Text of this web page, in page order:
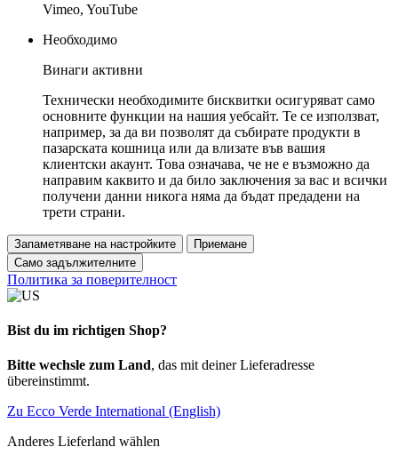
Vimeo, YouTube
Необходимо
Винаги активни
Технически необходимите бисквитки осигуряват само
основните функции на нашия уебсайт. Те се използват,
например, за да ви позволят да събирате продукти в
пазарската кошница или да влизате във вашия
клиентски акаунт. Това означава, че не е възможно да
направим каквито и да било заключения за вас и всички
получени данни никога няма да бъдат предадени на
трети страни.
Запаметяване на настройките
Приемане
Само задължителните
Политика за поверителност
Bist du im richtigen Shop?
Bitte wechsle zum Land, das mit deiner Lieferadresse
übereinstimmt.
Zu Ecco Verde International (English)
Anderes Lieferland wählen